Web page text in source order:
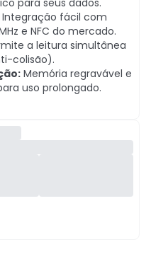
para seus dados.
Integração fácil com
e NFC do mercado.
a leitura simultânea
colisão).
Memória regravável e
uso prolongado.